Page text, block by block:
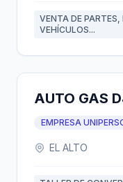
VENTA DE
VEHÍCULOS...
AUTO GAS
EMPRESA
EL ALTO